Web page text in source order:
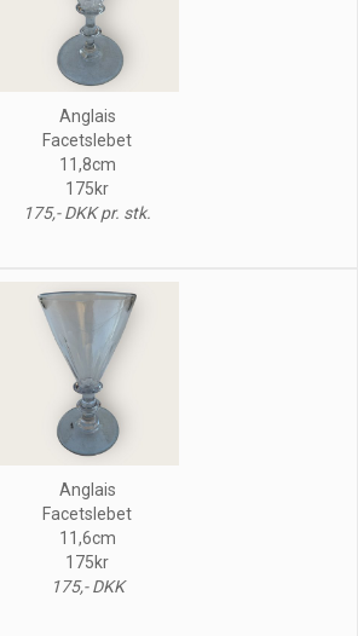
Anglais
Facetslebet
11,8cm
175kr
175,- DKK pr. stk.
Anglais
Facetslebet
11,6cm
175kr
175,- DKK